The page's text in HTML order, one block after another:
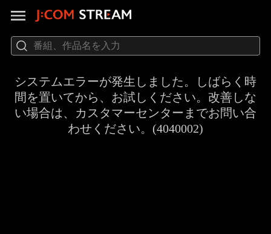
システムエラーが発生しました。しばらく時
間を置いてから、お試しください。改善しな
い場合は、カスタマーセンターまでお問い合
わせください。(4040002)